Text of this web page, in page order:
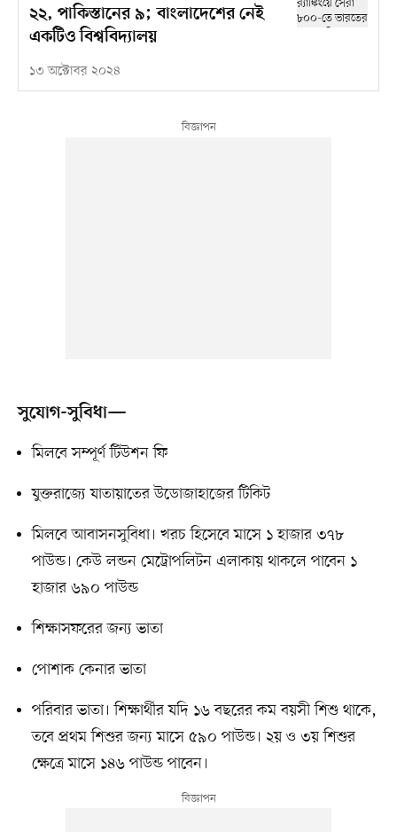
২২, পাকিস্তানের ৯; বাংলাদেশের নেই
একটিও বিশ্ববিদ্যালয়
১৩ অক্টোবর ২০২৪
সুযোগ-সুবিধা—
মিলবে সম্পূর্ণ টিউশন ফি
যুক্তরাজ্যে যাতায়াতের উডোজাহাজের টিকিট
মিলবে আবাসনসুবিধা। খরচ হিসেবে মাসে ১ হাজার ৩৭৮
পাউন্ড। কেউ লন্ডন মেট্রোপলিটন এলাকায় থাকলে পাবেন ১
হাজার ৬৯০ পাউন্ড
শিক্ষাসফরের জন্য ভাতা
পোশাক কেনার ভাতা
পরিবার ভাতা। শিক্ষার্থীর যদি ১৬ বছরের কম বয়সী শিশু থাকে,
তবে প্রথম শিশুর জন্য মাসে ৫৯০ পাউন্ড। ২য় ও ৩য় শিশুর
ক্ষেত্রে মাসে ১৪৬ পাউন্ড পাবেন।